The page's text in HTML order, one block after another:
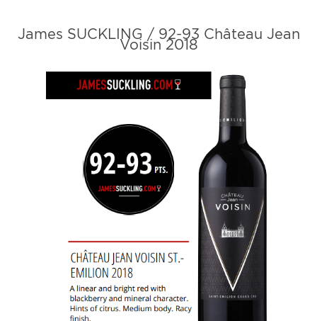
James SUCKLING / 92-93 Château Jean
Voisin 2018